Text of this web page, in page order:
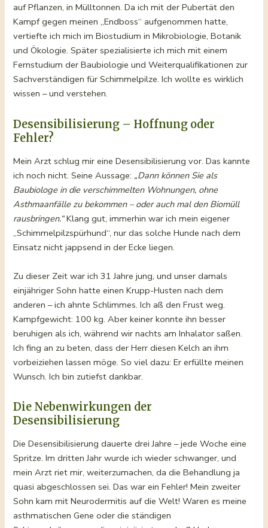
auf Pflanzen, in Mülltonnen. Da ich mit der Pubertät den
Kampf gegen meinen „Endboss“ aufgenommen hatte,
vertiefte ich mich im Biostudium in Mikrobiologie, Botanik
und Ökologie. Später spezialisierte ich mich mit einem
Fernstudium der Baubiologie und Weiterqualifikationen zur
Sachverständigen für Schimmelpilze. Ich wollte es wirklich
wissen – und verstehen.
Desensibilisierung – Hoffnung oder
Fehler?
Mein Arzt schlug mir eine Desensibilisierung vor. Das kannte
ich noch nicht. Seine Aussage: „Dann können Sie als
Baubiologe in die verschimmelten Wohnungen, ohne
Asthmaanfälle zu bekommen – oder auch mal den Biomüll
rausbringen.“Klang gut, immerhin war ich mein eigener
„Schimmelpilzspürhund“, nur das solche Hunde nach dem
Einsatz nicht jappsend in der Ecke liegen.
Zu dieser Zeit war ich 31 Jahre jung, und unser damals
einjähriger Sohn hatte einen Krupp-Husten nach dem
anderen – ich ahnte Schlimmes. Ich aß den Frust weg.
Kampfgewicht: 100 kg. Aber keiner konnte ihn besser
beruhigen als ich, während wir nachts am Inhalator saßen.
Ich fing an zu beten, dass der Herr diesen Kelch an ihm
vorbeiziehen lassen möge. So viel dazu: Er erfüllte meinen
Wunsch. Ich bin zutiefst dankbar.
Die Nebenwirkungen der
Desensibilisierung
Die Desensibilisierung dauerte drei Jahre – jede Woche eine
Spritze. Im dritten Jahr wurde ich wieder schwanger, und
mein Arzt riet mir, weiterzumachen, da die Behandlung ja
quasi abgeschlossen sei. Das war ein Fehler! Mein zweiter
Sohn kam mit Neurodermitis auf die Welt! Waren es meine
asthmatischen Gene oder die ständigen